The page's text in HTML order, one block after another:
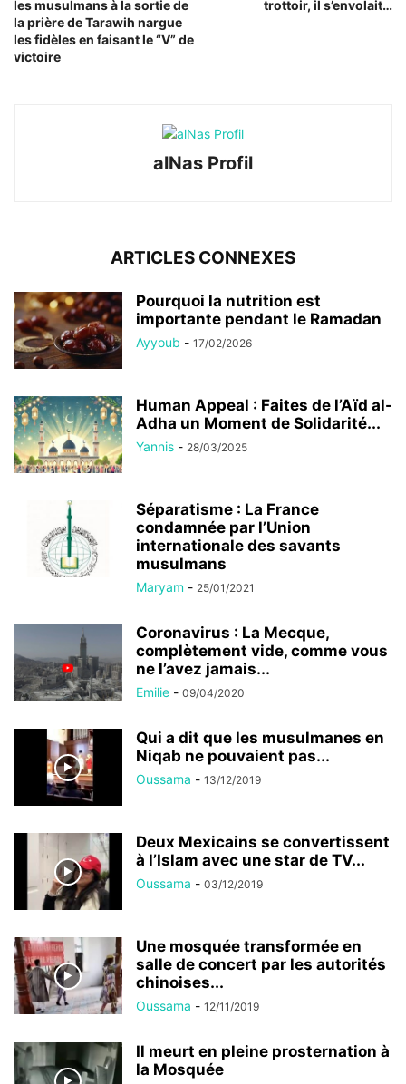
les musulmans à la sortie de
la prière de Tarawih nargue
les fidèles en faisant le “V” de
victoire
trottoir, il s’envolait…
alNas Profil
ARTICLES CONNEXES
Pourquoi la nutrition est
importante pendant le Ramadan
Ayyoub - 17/02/2026
Human Appeal : Faites de l’Aïd al-
Adha un Moment de Solidarité...
Yannis - 28/03/2025
Séparatisme : La France
condamnée par l’Union
internationale des savants
musulmans
Maryam - 25/01/2021
Coronavirus : La Mecque,
complètement vide, comme vous
ne l’avez jamais...
Emilie - 09/04/2020
Qui a dit que les musulmanes en
Niqab ne pouvaient pas...
Oussama - 13/12/2019
Deux Mexicains se convertissent
à l’Islam avec une star de TV...
Oussama - 03/12/2019
Une mosquée transformée en
salle de concert par les autorités
chinoises...
Oussama - 12/11/2019
Il meurt en pleine prosternation à
la Mosquée